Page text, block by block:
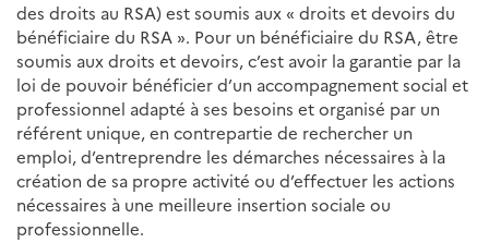
des droits au RSA) est soumis aux « droits et devoirs du
bénéficiaire du RSA ». Pour un bénéficiaire du RSA, être
soumis aux droits et devoirs, c’est avoir la garantie par la
loi de pouvoir bénéficier d’un accompagnement social et
professionnel adapté à ses besoins et organisé par un
référent unique, en contrepartie de rechercher un
emploi, d’entreprendre les démarches nécessaires à la
création de sa propre activité ou d’effectuer les actions
nécessaires à une meilleure insertion sociale ou
professionnelle.